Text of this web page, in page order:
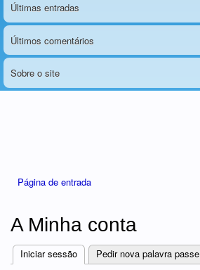
Últimas entradas
Últimos comentários
Sobre o site
Página de entrada
A Minha conta
Iniciar sessão (separador ativo)
Pedir nova palavra passe